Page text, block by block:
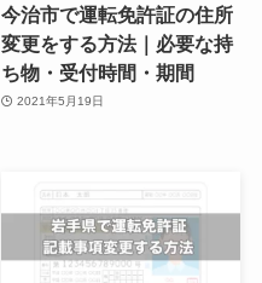
今治市で運転免許証の住所
変更をする方法｜必要な持
ち物・受付時間・期間
2021年5月19日